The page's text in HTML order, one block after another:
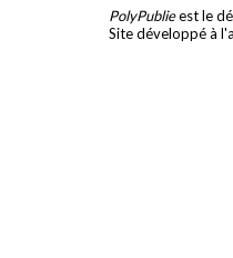
PolyPublieest le
Site développé à